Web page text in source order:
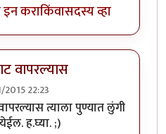
कराकिंवासदस्य व्हा
वापरल्यास
2015 22:23
तेल झाल की वो !byपियुशा
त्याला पुण्यात लुंगी
ह.घ्या. ;)